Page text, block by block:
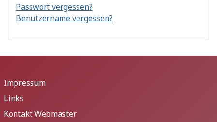
Passwort vergessen?
Benutzername vergessen?
Impressum
Links
Kontakt Webmaster